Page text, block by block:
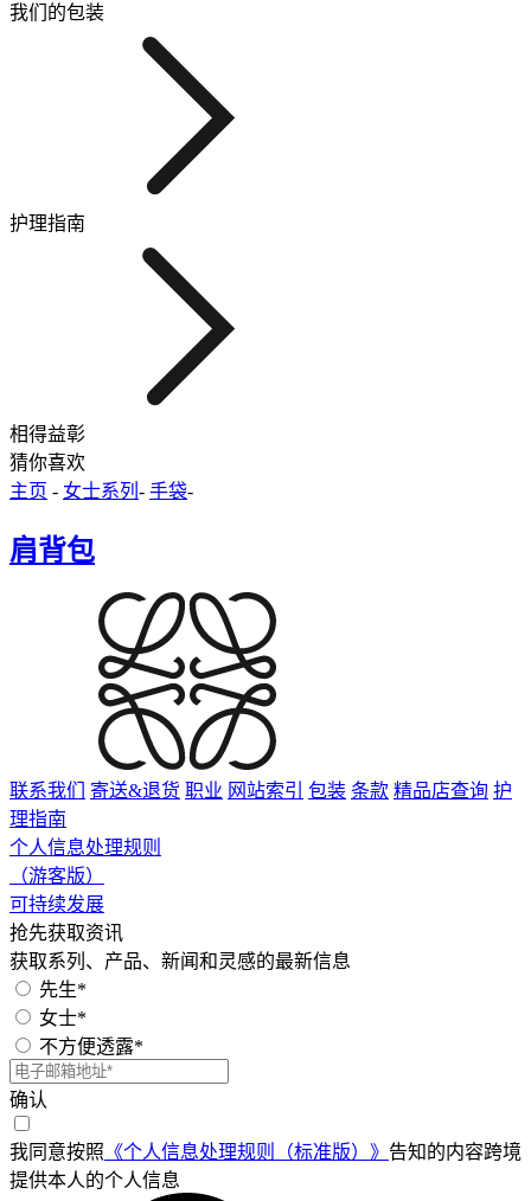
我们的包装
护理指南
相得益彰
猜你喜欢
主页 - 女士系列 - 手袋-
肩背包
联系我们 寄送&退货 职业 网站索引 包装 条款 精品店查询 护
理指南
个人信息处理规则
（游客版）
可持续发展
抢先获取资讯
获取系列、产品、新闻和灵感的最新信息
先生*
女士*
不方便透露*
确认
我同意按照 《个人信息处理规则（标准版）》 告知的内容跨境
提供本人的个人信息